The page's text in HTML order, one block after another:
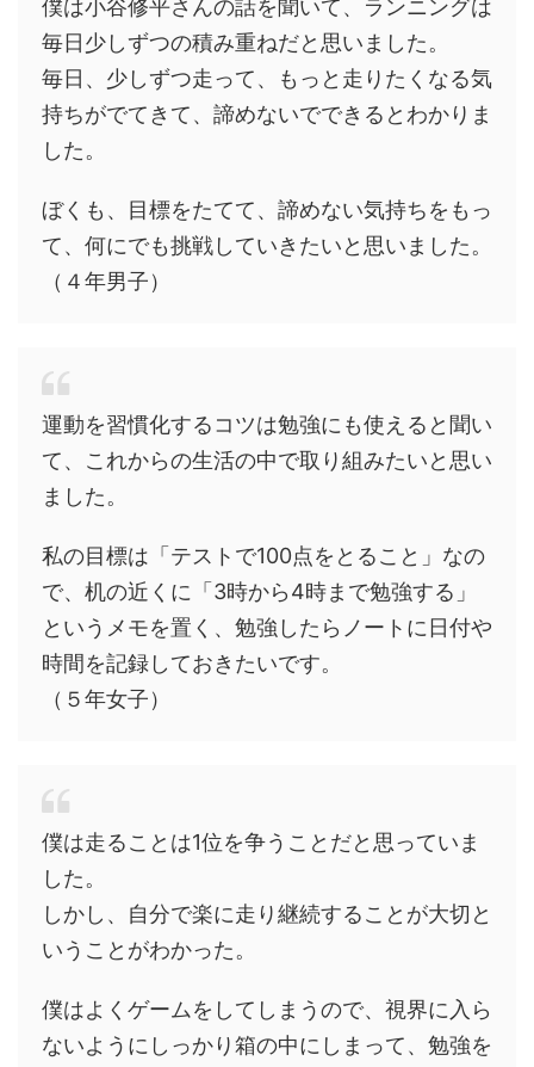
僕は小谷修平さんの話を聞いて、ランニングは
毎日少しずつの積み重ねだと思いました。
毎日、少しずつ走って、もっと走りたくなる気
持ちがでてきて、諦めないでできるとわかりま
した。
ぼくも、目標をたてて、諦めない気持ちをもっ
て、何にでも挑戦していきたいと思いました。
（４年男子）
運動を習慣化するコツは勉強にも使えると聞い
て、これからの生活の中で取り組みたいと思い
ました。
私の目標は「テストで100点をとること」なの
で、机の近くに「3時から4時まで勉強する」
というメモを置く、勉強したらノートに日付や
時間を記録しておきたいです。
（５年女子）
僕は走ることは1位を争うことだと思っていま
した。
しかし、自分で楽に走り継続することが大切と
いうことがわかった。
僕はよくゲームをしてしまうので、視界に入ら
ないようにしっかり箱の中にしまって、勉強を